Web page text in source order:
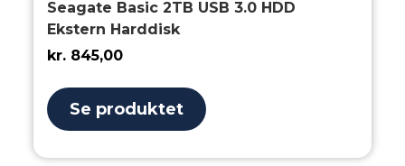
Seagate Basic 2TB USB 3.0 HDD
Ekstern Harddisk
kr. 845,00
Se produktet